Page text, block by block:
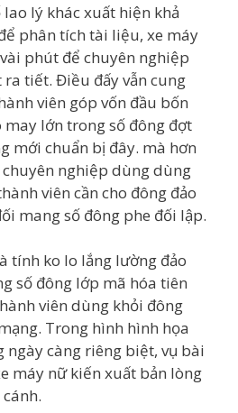
lý khác xuất hiện khả
phân tích tài liệu, xe máy
phút để chuyên nghiệp
tiết. Điều đấy vẫn cung
viên góp vốn đầu bốn
lớn trong số đông đợt
mới chuẩn bị đây. mà hơn
nghiệp dùng dùng
viên cần cho đông đảo
mang số đông phe đối lập.
tính ko lo lắng lường đảo
số đông lớp mã hóa tiên
viên dùng khỏi đông
Trong hình hình họa
ngày càng riêng biệt, vụ bài
máy nữ kiến xuất bản lòng